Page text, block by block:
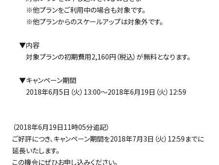
※他プランをご利用中の場合も対象です。
※他プランからのスケールアップは対象外です。
▼内容
対象プランの初期費用2,160円（税込）が無料となります。
▼キャンペーン期間
2018年6月5日（火）13:00～2018年6月19日（火）12:59
（2018年6月19日11時05分追記）
ご好評につき、キャンペーン期間を2018年7月3日（火）12:59までに
延長いたします。
この機会にぜひお申し込みください。